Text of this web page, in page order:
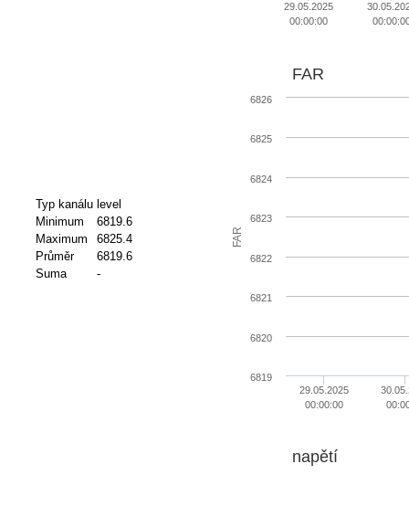
29.05.2025
00:00:00
Typ kanálu level
Minimum
6819.6
Maximum
6825.4
Průměr
6819.6
Suma
-
FAR
FAR
29.05.2025
00:00:00
6819
6820
6821
6822
6823
6824
6825
6826
napětí